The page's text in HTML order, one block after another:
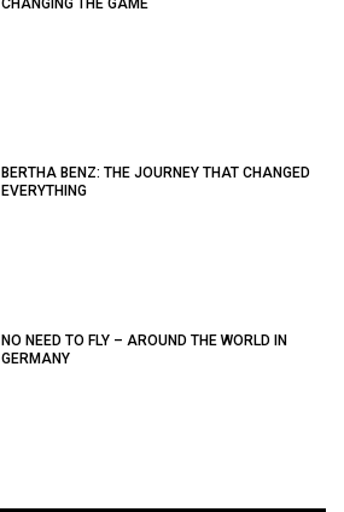
CHANGING THE GAME
BERTHA BENZ: THE JOURNEY THAT CHANGED
EVERYTHING
NO NEED TO FLY – AROUND THE WORLD IN
GERMANY